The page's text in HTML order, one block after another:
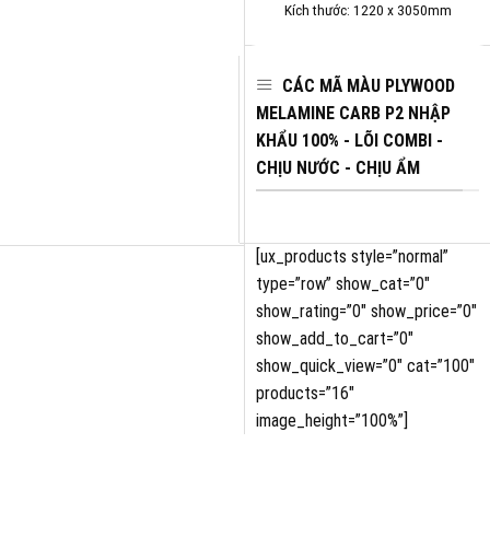
Kích thước: 1220 x 3050mm
CÁC MÃ MÀU PLYWOOD
MELAMINE CARB P2 NHẬP
KHẨU 100% - LÕI COMBI -
CHỊU NƯỚC - CHỊU ẨM
[ux_products style=”normal”
type=”row” show_cat=”0″
show_rating=”0″ show_price=”0″
show_add_to_cart=”0″
show_quick_view=”0″ cat=”100″
products=”16″
image_height=”100%”]